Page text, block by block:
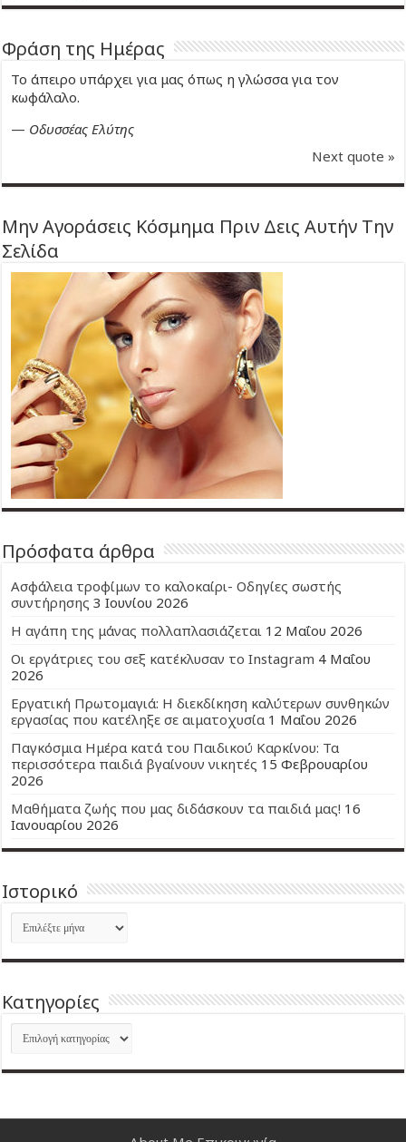
Φράση της Ημέρας
Το άπειρο υπάρχει για μας όπως η γλώσσα για τον
κωφάλαλο.
— Οδυσσέας Ελύτης
Next quote »
Μην Αγοράσεις Κόσμημα Πριν Δεις Αυτήν Την
Σελίδα
Πρόσφατα άρθρα
Ασφάλεια τροφίμων το καλοκαίρι- Οδηγίες σωστής
συντήρησης 3 Ιουνίου 2026
Η αγάπη της μάνας πολλαπλασιάζεται 12 Μαΐου 2026
Οι εργάτριες του σεξ κατέκλυσαν το Instagram 4 Μαΐου
2026
Εργατική Πρωτομαγιά: Η διεκδίκηση καλύτερων συνθηκών
εργασίας που κατέληξε σε αιματοχυσία 1 Μαΐου 2026
Παγκόσμια Ημέρα κατά του Παιδικού Καρκίνου: Τα
περισσότερα παιδιά βγαίνουν νικητές 15 Φεβρουαρίου
2026
Μαθήματα ζωής που μας διδάσκουν τα παιδιά μας! 16
Ιανουαρίου 2026
Ιστορικό
Ιστορικό
Kατηγορίες
Kατηγορίες